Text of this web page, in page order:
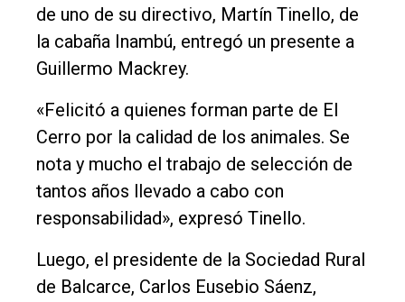
de uno de su directivo, Martín Tinello, de
la cabaña Inambú, entregó un presente a
Guillermo Mackrey.
«Felicitó a quienes forman parte de El
Cerro por la calidad de los animales. Se
nota y mucho el trabajo de selección de
tantos años llevado a cabo con
responsabilidad», expresó Tinello.
Luego, el presidente de la Sociedad Rural
de Balcarce, Carlos Eusebio Sáenz,